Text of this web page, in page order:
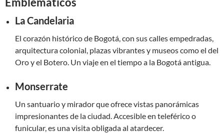
La Candelaria
El corazón histórico de Bogotá, con sus calles empedradas,
arquitectura colonial, plazas vibrantes y museos como el del
Oro y el Botero. Un viaje en el tiempo a la Bogotá antigua.
Monserrate
Un santuario y mirador que ofrece vistas panorámicas
impresionantes de la ciudad. Accesible en teleférico o
funicular, es una visita obligada al atardecer.